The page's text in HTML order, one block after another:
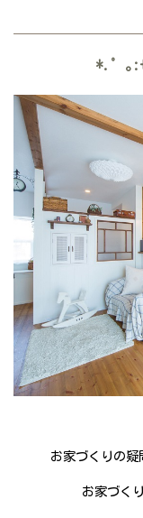
*.゜｡
お家づくりの
お家づく